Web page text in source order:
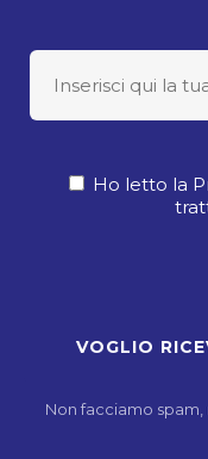
Ho letto la
Non facciamo spam,